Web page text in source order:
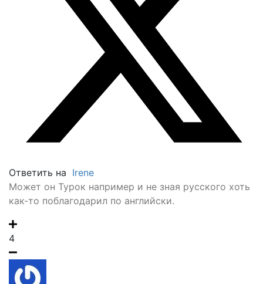
Ответить на Irene
Может он Турок например и не зная русского хоть
как-то поблагодарил по английски.
4